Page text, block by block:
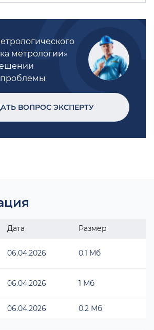
метрологии»
ВОПРОС ЭКСПЕРТУ
Дата Размер
06.04.2026 0.1 Мб
06.04.2026 1 Мб
06.04.2026 0.2 Мб